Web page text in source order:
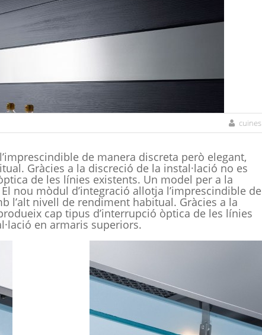
cuines
de manera discreta però elegant,
Gràcies a la discreció de la instal·lació no es
de les línies existents. Un model per a la
nou mòdul d’integració allotja l’imprescindible de
l’alt nivell de rendiment habitual. Gràcies a la
cap tipus d’interrupció òptica de les línies
en armaris superiors.